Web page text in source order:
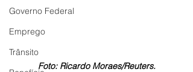
Governo Federal
Emprego
Trânsito
Foto: Ricardo Moraes/Reuters.